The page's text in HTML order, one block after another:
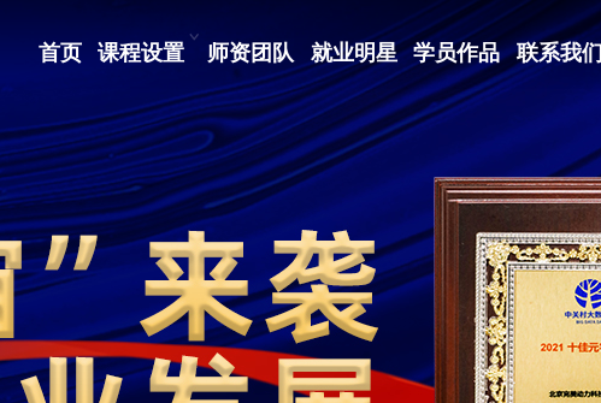
首页 课程设置 师资团队 就业明星 学员作品 联系我们